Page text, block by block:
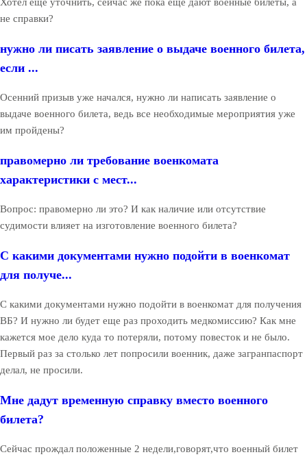
не справки?
нужно ли писать заявление о выдаче военного билета,
если ...
Осенний призыв уже начался, нужно ли написать заявление о
выдаче военного билета, ведь все необходимые мероприятия уже
им пройдены?
правомерно ли требование военкомата
характеристики с мест...
Вопрос: правомерно ли это? И как наличие или отсутствие
судимости влияет на изготовление военного билета?
С какими документами нужно подойти в военкомат
для получе...
С какими документами нужно подойти в военкомат для получения
ВБ? И нужно ли будет еще раз проходить медкомиссию? Как мне
кажется мое дело куда то потеряли, потому повесток и не было.
Первый раз за столько лет попросили военник, даже загранпаспорт
делал, не просили.
Мне дадут временную справку вместо военного
билета?
Сейчас прождал положенные 2 недели,говорят,что военный билет